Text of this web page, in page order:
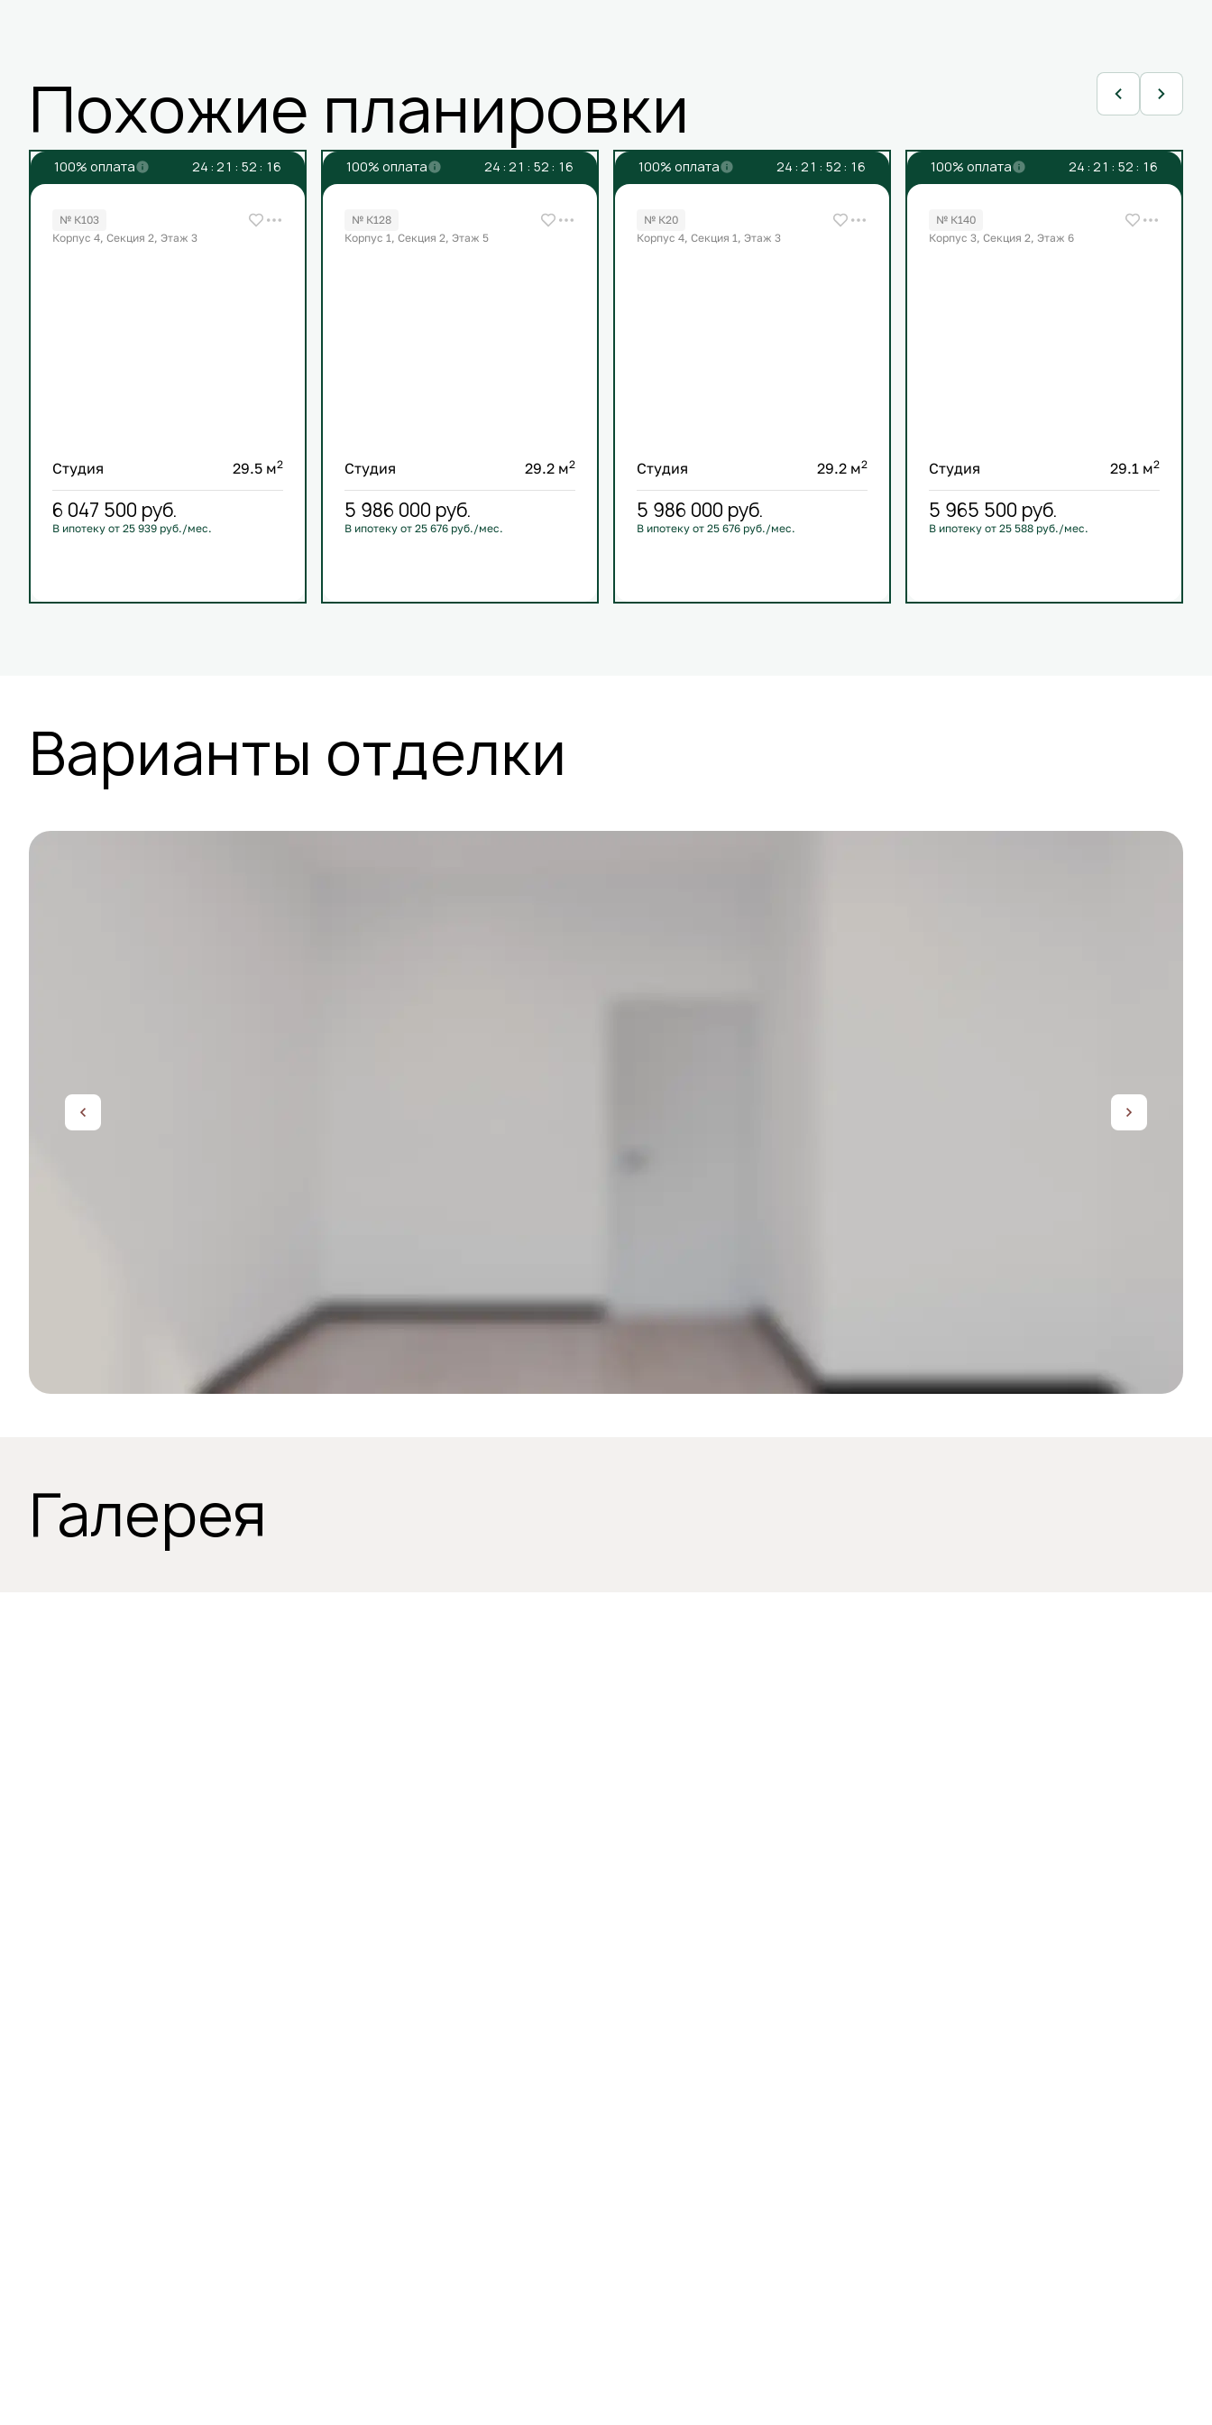
Похожие планировки
100% оплата 24 : 21 : 52 : 16
№ К103
Корпус 4, Секция 2, Этаж 3
Студия 29.5 м2
6 047 500 руб.
В ипотеку от 25 939 руб./мес.
100% оплата 24 : 21 : 52 : 16
№ К128
Корпус 1, Секция 2, Этаж 5
Студия 29.2 м2
5 986 000 руб.
В ипотеку от 25 676 руб./мес.
100% оплата 24 : 21 : 52 : 16
№ К20
Корпус 4, Секция 1, Этаж 3
Студия 29.2 м2
5 986 000 руб.
В ипотеку от 25 676 руб./мес.
100% оплата 24 : 21 : 52 : 16
№ К140
Корпус 3, Секция 2, Этаж 6
Студия 29.1 м2
5 965 500 руб.
В ипотеку от 25 588 руб./мес.
Варианты отделки
Галерея